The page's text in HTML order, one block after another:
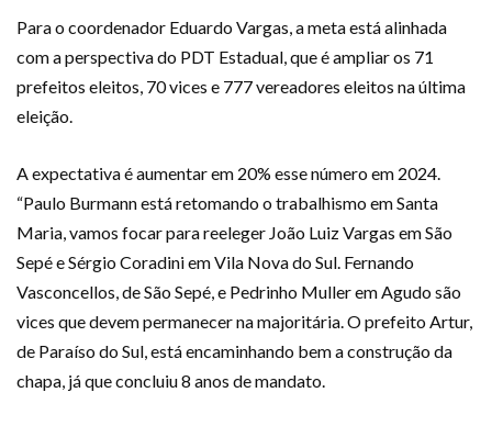
Para o coordenador Eduardo Vargas, a meta está alinhada
com a perspectiva do PDT Estadual, que é ampliar os 71
prefeitos eleitos, 70 vices e 777 vereadores eleitos na última
eleição.
A expectativa é aumentar em 20% esse número em 2024.
“Paulo Burmann está retomando o trabalhismo em Santa
Maria, vamos focar para reeleger João Luiz Vargas em São
Sepé e Sérgio Coradini em Vila Nova do Sul. Fernando
Vasconcellos, de São Sepé, e Pedrinho Muller em Agudo são
vices que devem permanecer na majoritária. O prefeito Artur,
de Paraíso do Sul, está encaminhando bem a construção da
chapa, já que concluiu 8 anos de mandato.